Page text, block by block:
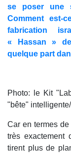
se poser une
Comment est-
fabrication
« Hassan » de
quelque part
Photo: le Kit
"bête"
Car en termes de
très exactement
tirent plus de